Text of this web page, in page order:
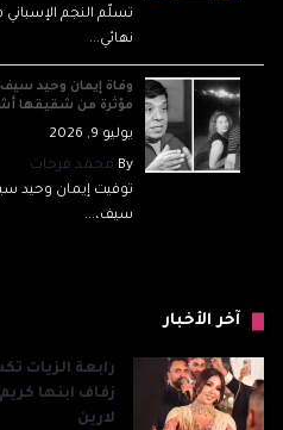
تسلّم النجم
نهائي...
مؤثرة من شقيقها
يوليو 9, 2026
By محمد فرحات
توفيت إيمان وحيد
سيف،...
آخر الأخبار
رابعة الزيات
زفاف ابنها
لارين